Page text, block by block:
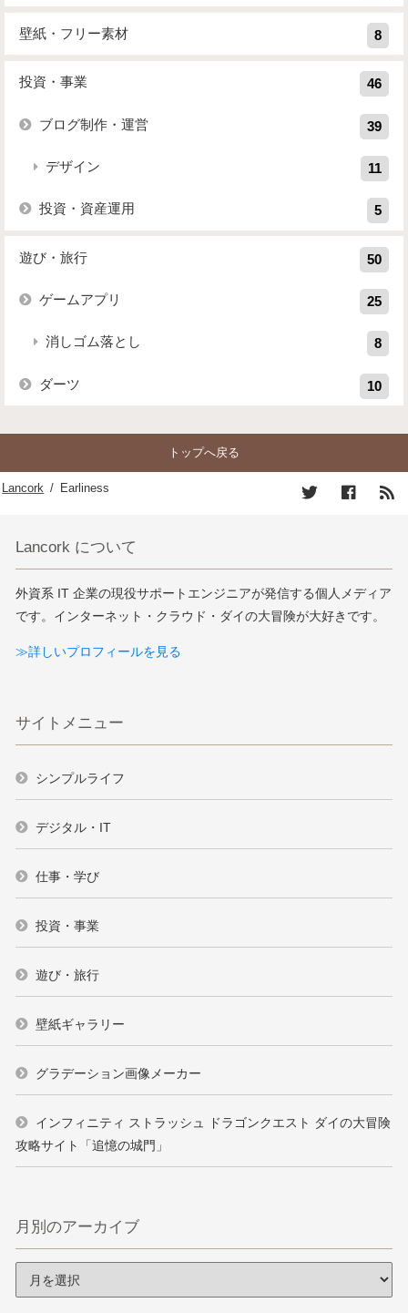
壁紙・フリー素材 8
投資・事業 46
ブログ制作・運営 39
デザイン 11
投資・資産運用 5
遊び・旅行 50
ゲームアプリ 25
消しゴム落とし 8
ダーツ 10
トップへ戻る
Lancork / Earliness
Lancork について
外資系 IT 企業の現役サポートエンジニアが発信する個人メディア
です。インターネット・クラウド・ダイの大冒険が大好きです。
≫詳しいプロフィールを見る
サイトメニュー
シンプルライフ
デジタル・IT
仕事・学び
投資・事業
遊び・旅行
壁紙ギャラリー
グラデーション画像メーカー
インフィニティ ストラッシュ ドラゴンクエスト ダイの大冒険
攻略サイト「追憶の城門」
月別のアーカイブ